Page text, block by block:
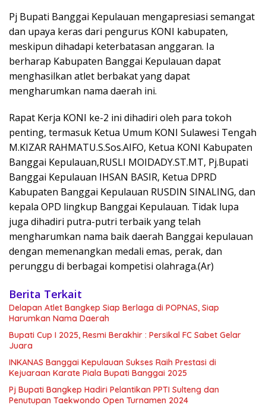
Pj Bupati Banggai Kepulauan mengapresiasi semangat
dan upaya keras dari pengurus KONI kabupaten,
meskipun dihadapi keterbatasan anggaran. Ia
berharap Kabupaten Banggai Kepulauan dapat
menghasilkan atlet berbakat yang dapat
mengharumkan nama daerah ini.
Rapat Kerja KONI ke-2 ini dihadiri oleh para tokoh
penting, termasuk Ketua Umum KONI Sulawesi Tengah
M.KIZAR RAHMATU.S.Sos.AIFO, Ketua KONI Kabupaten
Banggai Kepulauan,RUSLI MOIDADY.ST.MT, Pj.Bupati
Banggai Kepulauan IHSAN BASIR, Ketua DPRD
Kabupaten Banggai Kepulauan RUSDIN SINALING, dan
kepala OPD lingkup Banggai Kepulauan. Tidak lupa
juga dihadiri putra-putri terbaik yang telah
mengharumkan nama baik daerah Banggai kepulauan
dengan memenangkan medali emas, perak, dan
perunggu di berbagai kompetisi olahraga.(Ar)
Berita Terkait
Delapan Atlet Bangkep Siap Berlaga di POPNAS, Siap
Harumkan Nama Daerah
Bupati Cup I 2025, Resmi Berakhir : Persikal FC Sabet Gelar
Juara
INKANAS Banggai Kepulauan Sukses Raih Prestasi di
Kejuaraan Karate Piala Bupati Banggai 2025
Pj Bupati Bangkep Hadiri Pelantikan PPTI Sulteng dan
Penutupan Taekwondo Open Turnamen 2024